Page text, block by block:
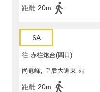
距離 20m
6A
往 赤柱炮台(閘口)
尚翹峰, 皇后大道東 站
距離 20m